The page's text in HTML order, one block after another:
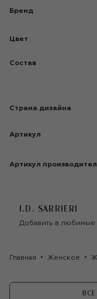
Бренд
Цвет
Состав
Страна дизайна
Артикул
Артикул
I.D. SARRIERI
Добавить в любимые
Главная Женское